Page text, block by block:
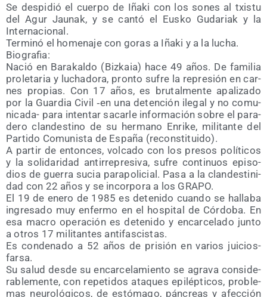
Se des­pi­dió el cuer­po de Iña­ki con los sones al txis­tu
del Agur Jau­nak, y se can­tó el Eus­ko Guda­riak y la
Internacional.
Ter­mi­nó el home­na­je con goras a Iña­ki y a la lucha.
Biografia:
Nació en Bara­kal­do (Biz­kaia) hace 49 años. De fami­lia
pro­le­ta­ria y lucha­do­ra, pron­to sufre la repre­sión en car­
nes pro­pias. Con 17 años, es bru­tal­men­te apa­li­za­do
por la Guar­dia Civil ‑en una deten­ción ile­gal y no comu­
ni­ca­da- para inten­tar sacar­le infor­ma­ción sobre el para­
de­ro clan­des­tino de su her­mano Enri­ke, mili­tan­te del
Par­ti­do Comu­nis­ta de Espa­ña (recons­ti­tui­do).
A par­tir de enton­ces, vol­ca­do con los pre­sos polí­ti­cos
y la soli­da­ri­dad anti­rre­pre­si­va, sufre con­ti­nuos epi­so­
dios de gue­rra sucia para­po­li­cial. Pasa a la clan­des­ti­ni­
dad con 22 años y se incor­po­ra a los GRAPO.
El 19 de enero de 1985 es dete­ni­do cuan­do se halla­ba
ingre­sa­do muy enfer­mo en el hos­pi­tal de Cór­do­ba. En
esa macro ope­ra­ción es dete­ni­do y encar­ce­la­do jun­to
a otros 17 mili­tan­tes antifascistas.
Es con­de­na­do a 52 años de pri­sión en varios juicios-
farsa.
Su salud des­de su encar­ce­la­mien­to se agra­va con­si­de­
ra­ble­men­te, con repe­ti­dos ata­ques epi­lép­ti­cos, pro­ble­
mas neu­ro­ló­gi­cos, de estó­ma­go, pán­creas y afec­ción